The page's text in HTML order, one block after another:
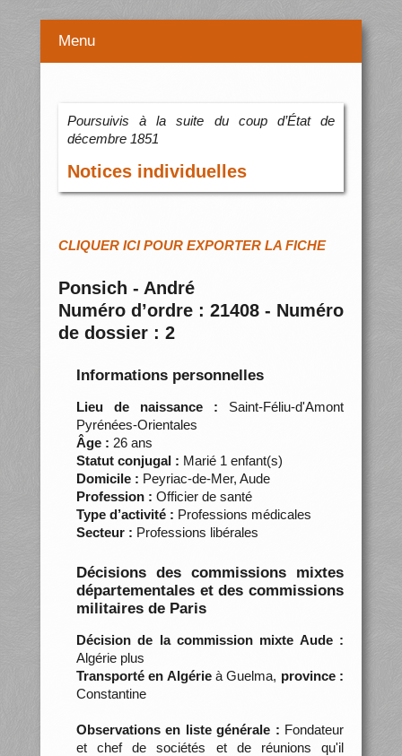
Menu
Poursuivis à la suite du coup d’État de
décembre 1851
Notices individuelles
CLIQUER ICI POUR EXPORTER LA FICHE
Ponsich - André
Numéro d’ordre : 21408 - Numéro
de dossier : 2
Informations personnelles
Lieu de naissance : Saint-Féliu-d'Amont
Pyrénées-Orientales
Âge : 26 ans
Statut conjugal : Marié 1 enfant(s)
Domicile : Peyriac-de-Mer, Aude
Profession : Officier de santé
Type d’activité : Professions médicales
Secteur : Professions libérales
Décisions des commissions mixtes
départementales et des commissions
militaires de Paris
Décision de la commission mixte Aude :
Algérie plus
Transporté en Algérieà Guelma, province :
Constantine
Observations en liste générale : Fondateur
et chef de sociétés et de réunions qu'il